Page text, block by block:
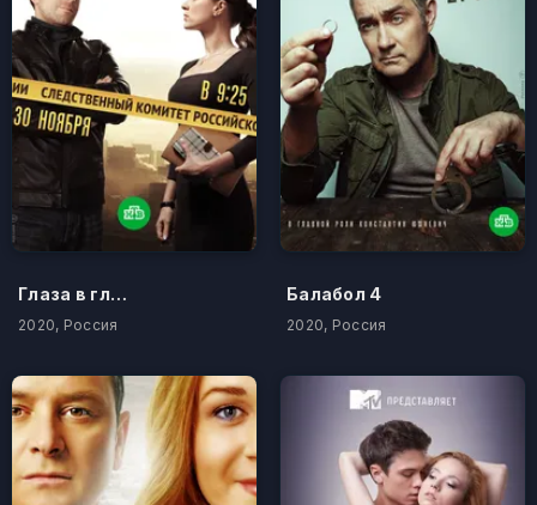
Глаза в глаза
2020, Россия
Балабол 4
2020, Россия